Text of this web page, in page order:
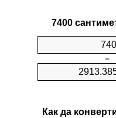
7400
=
Как да